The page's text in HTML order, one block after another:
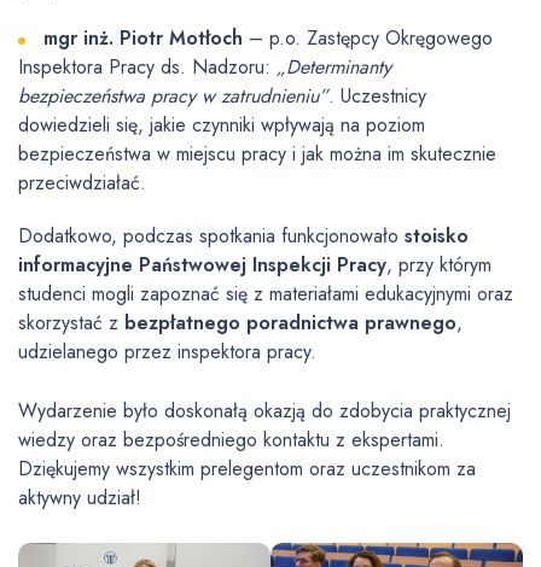
mgr inż. Piotr Motłoch – p.o. Zastępcy Okręgowego
Inspektora Pracy ds. Nadzoru: „Determinanty
bezpieczeństwa pracy w zatrudnieniu”. Uczestnicy
dowiedzieli się, jakie czynniki wpływają na poziom
bezpieczeństwa w miejscu pracy i jak można im skutecznie
przeciwdziałać.
Dodatkowo, podczas spotkania funkcjonowało stoisko
informacyjne Państwowej Inspekcji Pracy, przy którym
studenci mogli zapoznać się z materiałami edukacyjnymi oraz
skorzystać z bezpłatnego poradnictwa prawnego,
udzielanego przez inspektora pracy.
Wydarzenie było doskonałą okazją do zdobycia praktycznej
wiedzy oraz bezpośredniego kontaktu z ekspertami.
Dziękujemy wszystkim prelegentom oraz uczestnikom za
aktywny udział!